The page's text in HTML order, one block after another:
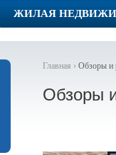
ЖИЛАЯ
Главная › Обзоры и
Обзоры